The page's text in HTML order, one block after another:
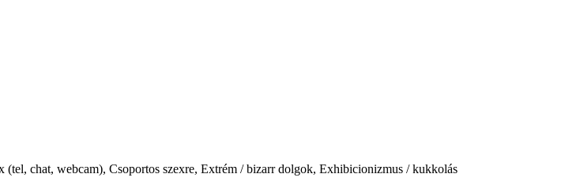
chat, webcam), Csoportos szexre, Extrém / bizarr dolgok, Exhibicionizmus / kukkolás